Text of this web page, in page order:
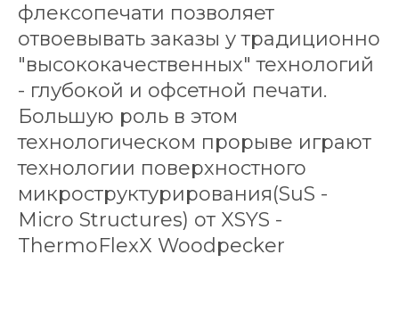
флексопечати позволяет
отвоевывать заказы у традиционно
"высококачественных" технологий
- глубокой и офсетной печати.
Большую роль в этом
технологическом прорыве играют
технологии поверхностного
микроструктурирования(SuS -
Micro Structures) от XSYS -
ThermoFlexX Woodpecker